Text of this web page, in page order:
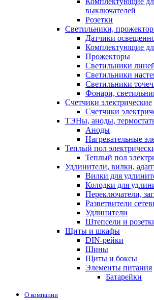
выключателей
Розетки
Светильники,
Датчики
Комплектующие
Прожекторы
Светильники
Светильники
Светильники
Фонари,
Счетчики электрические
Счетчики
ТЭНы, аноды,
Аноды
Нагревательные
Теплый пол
Теплый пол
Удлинители, вилки,
Вилки для
Колодки для
Переключатели,
Разветвители
Удлинители
Штепсели и
Щиты и шкафы
DIN-рейки
Шины
Щиты и боксы
Элементы питания
Батарейки
О компании